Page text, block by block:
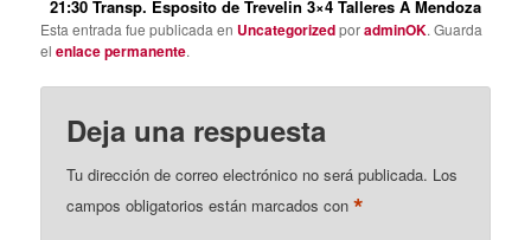
21:30 Transp. Esposito de Trevelin 3×4 Talleres A Mendoza
Esta entrada fue publicada en UncategorizedporadminOK. Guarda
elenlace permanente.
Deja una respuesta
Tu dirección de correo electrónico no será publicada. Los
campos obligatorios están marcados con*